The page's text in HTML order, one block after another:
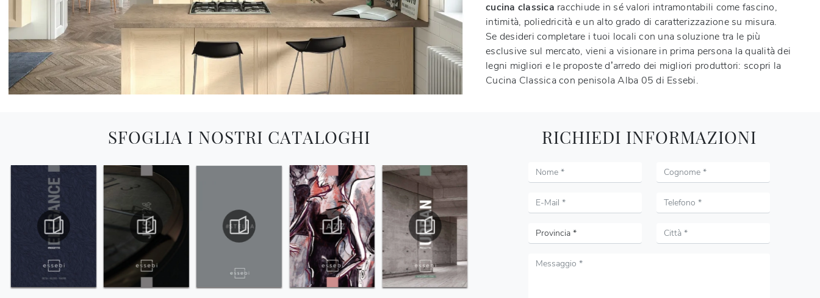
cucina classica racchiude in sé valori intramontabili come fascino,
intimità, poliedricità e un alto grado di caratterizzazione su misura.
Se desideri completare i tuoi locali con una soluzione tra le più
esclusive sul mercato, vieni a visionare in prima persona la qualità dei
legni migliori e le proposte d’arredo dei migliori produttori: scopri la
Cucina Classica con penisola Alba 05 di Essebi.
SFOGLIA I NOSTRI CATALOGHI RICHIEDI INFORMAZIONI